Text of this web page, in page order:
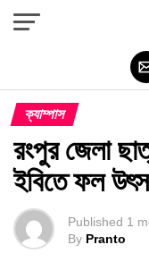
ক্যাম্পাস
রংপুর জেলা
ইবিতে ফল
Published 1
By Pranto